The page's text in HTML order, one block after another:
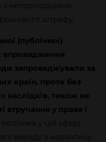
з непропорційно
штрафу.
(публічної)
впровадження
запроваджували за
країн, проте без
наслідків, також не
втручання у права і
у цій сфері
виходу з карантину